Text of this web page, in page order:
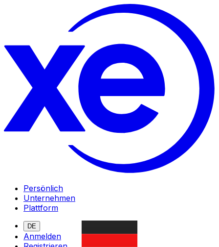
Persönlich
Unternehmen
Plattform
DE
Anmelden